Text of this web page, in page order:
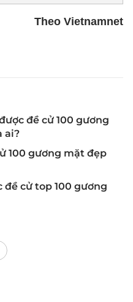
Theo Vietnamnet
đề cử 100 gương
ai?
100 gương mặt đẹp
cử top 100 gương